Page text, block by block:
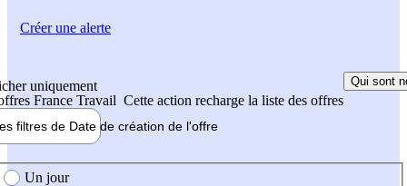
uniquement
France Travail Cette action recharge la liste des offres
Qui sont
filtres de Date de création de l'offre
création de l'offre
Un jour
Créer une alerte